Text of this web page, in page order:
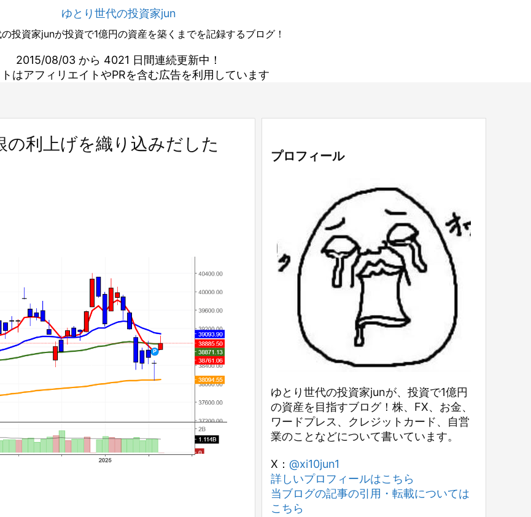
ゆとり世代の投資家jun
投資家junが投資で1億円の資産を築くまでを記録するブログ！
2015/08/03 から 4021 日間連続更新中！
はアフィリエイトやPRを含む広告を利用しています
利上げを織り込みだした
プロフィール
ゆとり世代の投資家junが、投資で1億円
の資産を目指すブログ！株、FX、お金、
ワードプレス、クレジットカード、自営
業のことなどについて書いています。
X： @xi10jun1
詳しいプロフィールはこちら
当ブログの記事の引用・転載については
こちら